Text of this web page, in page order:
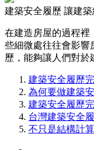
建築安全履歷 讓建
在建造房屋的過程裡
些細微處往往會影響
歷，能夠讓人們對於
建築安全履歷
為何要做建築
建築安全履歷
台灣建築安全
不只是結構計